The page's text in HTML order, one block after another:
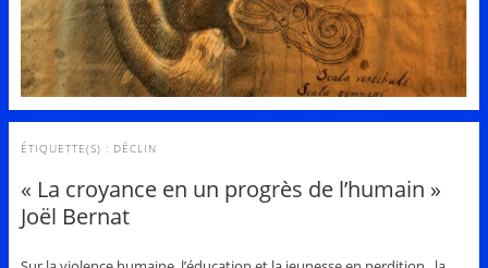
ÉTIQUETTE(S) : DÉCLIN
« La croyance en un progrès de l’humain »
Joël Bernat